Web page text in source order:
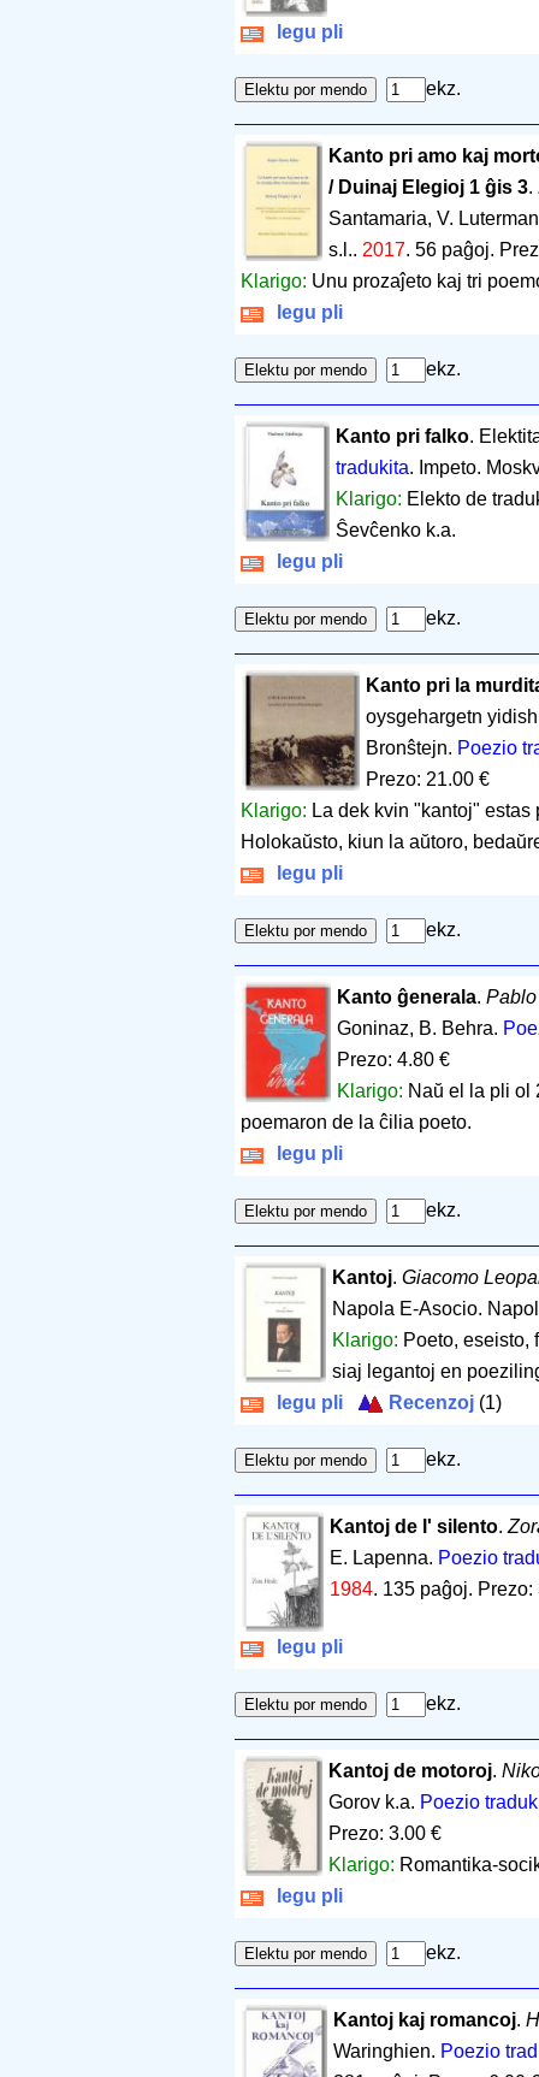
legu pli
ekz.
Kanto pri amo kaj
/ Duinaj Elegioj 1 ĝis 3.
Santamaria, V.
s.l.. 2017.56 paĝoj.
Klarigo: Unu prozaĵeto kaj tri
legu pli
ekz.
Kanto pri falko.
tradukita. Impeto.
Klarigo: Elekto de
Ŝevĉenko k.a.
legu pli
ekz.
Kanto pri la
oysgehargetn
Bronŝtejn. Poezio
Prezo: 21.00 €
Klarigo: La dek kvin "kantoj"
Holokaŭsto, kiun la aŭtoro,
legu pli
ekz.
Kanto ĝenerala.
Goninaz, B. Behra.
Prezo: 4.80 €
Klarigo: Naŭ el la pli ol
poemaron de la ĉilia poeto.
legu pli
ekz.
Kantoj. Giacomo
Napola E-Asocio.
Klarigo: Poeto, eseisto,
siaj legantoj en
legu pli
Recenzoj (1)
ekz.
Kantoj de l' silento.
E. Lapenna. Poezio
1984. 135 paĝoj. Prezo:
legu pli
ekz.
Kantoj de motoroj.
Gorov k.a. Poezio
Prezo: 3.00 €
Klarigo: Romantika-
legu pli
ekz.
Kantoj kaj romancoj.
Waringhien. Poezio